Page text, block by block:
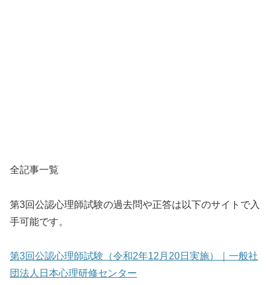
全記事一覧
第3回公認心理師試験の過去問や正答は以下のサイトで入
手可能です。
第3回公認心理師試験（令和2年12月20日実施）｜一般社
団法人日本心理研修センター